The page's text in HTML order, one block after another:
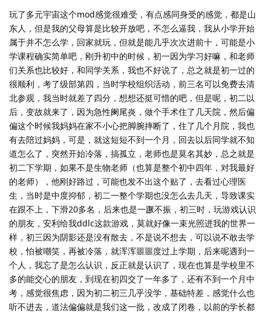
玩了多元宇宙这个mod感觉很难受，有点感同身受的感觉，都是山
东人，但是我的父母算是比较开放吧，不怎么逼我，我从小学开始
属于并不怎么学，回家就玩，但就是能几乎次次进前十，可能是小
学课程确实简单吧，刚升初中的时候，初一因为学习好嘛，和老师
们关系也比较好，和同学关系，我也不好说了，总之就是初一过的
很顺利，考了级部第四，当时学校组织活动，前三名可以免费去清
北参观，我当时就差了四分，想想还挺可惜的吧，但是呢，初二以
后，变故就来了，因为急性阑尾炎，做个手术住了几天院，然后偏
偏这个时候我妈妈在家不小心把脚腕摔断了，住了几个月院，我也
有去陪过妈妈，可是，就这短短不到一个月，回去以后同学就不知
道怎么了，突然开始冷落，搞孤立，老师也是莫名其妙，总之就是
初二下学期，如果不是生物老师（也算是整个初中四年，对我最好
的老师），他刚好路过，可能也发不出这个贴了，去看过心理医
生，当时是中度抑郁，初二一整个学期也没怎么去几天，导致课实
在跟不上，下滑20多名，后来也是一蹶不振，初三时，玩游戏认识
的朋友，安利给我ddlc这款游戏，莫就好像一束光照进我的世界一
样，初三因为阴影还是没有散去，不是说不想去，可以说不敢去学
校，怕被嘲笑，再被冷落，就浑浑噩噩度过上学期，后来呢遇到一
个人，我忘了是怎么认识，反正就是认识了，现在也算是学校里不
多的能交心的朋友，到现在初四交了一年多了，还有不到一个月中
考，感觉很焦虑，因为初二初三几乎没学，基础特差，感觉什么也
听不进去，道法偏偏就是我们这一批，改成了闭卷，以前的学长都